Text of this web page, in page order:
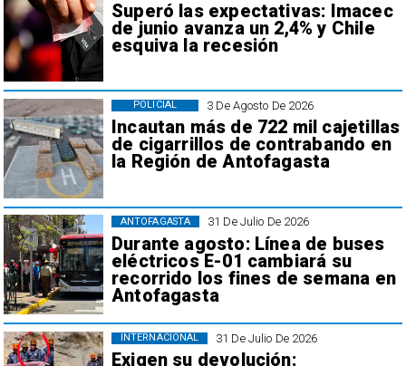
Superó las expectativas: Imacec
de junio avanza un 2,4% y Chile
esquiva la recesión
3 De Agosto De 2026
Incautan más de 722 mil cajetillas
de cigarrillos de contrabando en
la Región de Antofagasta
POLICIAL
31 De Julio De 2026
Durante agosto: Línea de buses
eléctricos E-01 cambiará su
recorrido los fines de semana en
Antofagasta
ANTOFAGASTA
31 De Julio De 2026
Exigen su devolución:
INTERNACIONAL